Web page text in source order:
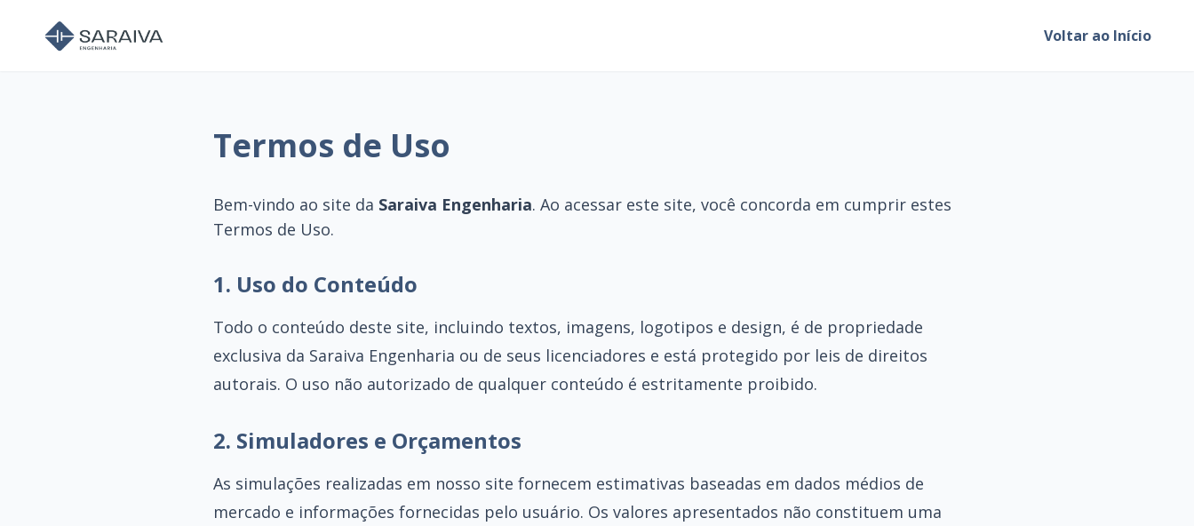
Voltar ao Início
Termos de Uso
Bem-vindo ao site da Saraiva Engenharia. Ao acessar este site, você concorda em cumprir estes
Termos de Uso.
1. Uso do Conteúdo
Todo o conteúdo deste site, incluindo textos, imagens, logotipos e design, é de propriedade
exclusiva da Saraiva Engenharia ou de seus licenciadores e está protegido por leis de direitos
autorais. O uso não autorizado de qualquer conteúdo é estritamente proibido.
2. Simuladores e Orçamentos
As simulações realizadas em nosso site fornecem estimativas baseadas em dados médios de
mercado e informações fornecidas pelo usuário. Os valores apresentados não constituem uma